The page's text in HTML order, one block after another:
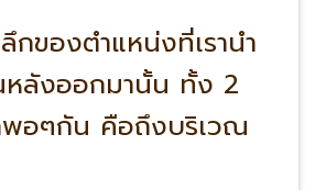
กของตำแหน่งที่เรานำ
หลังออกมานั้น ทั้ง 2
พอๆกัน คือถึงบริเวณ